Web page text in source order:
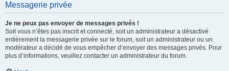
Messagerie privée
Je ne peux pas envoyer de messages privés !
Soit vous n’êtes pas inscrit et connecté, soit un administrateur a désactivé
entièrement la messagerie privée sur le forum, soit un administrateur ou un
modérateur a décidé de vous empêcher d’envoyer des messages privés. Pour
plus d’informations, veuillez contacter un administrateur du forum.